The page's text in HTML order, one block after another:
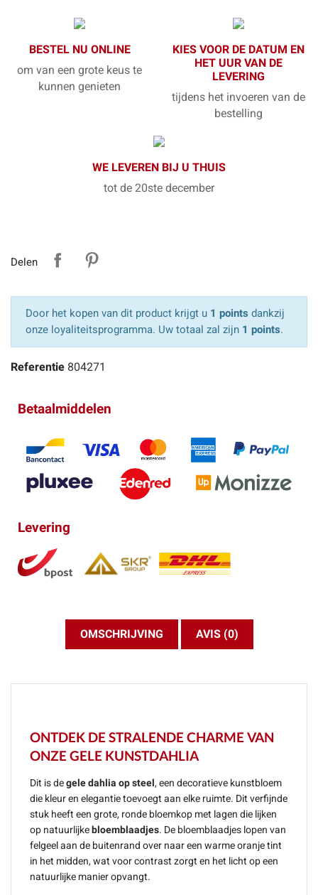
BESTEL NU ONLINE
om van een grote keus te
kunnen genieten
KIES VOOR DE DATUM EN
HET UUR VAN DE
LEVERING
tijdens het invoeren van de
bestelling
WE LEVEREN BIJ U THUIS
tot de 20ste december
Delen
Door het kopen van dit product krijgt u 1 points dankzij
onze loyaliteitsprogramma. Uw totaal zal zijn 1 points.
Referentie 804271
Betaalmiddelen
Levering
OMSCHRIJVING AVIS (0)
ONTDEK DE STRALENDE CHARME VAN
ONZE GELE KUNSTDAHLIA
Dit is degele dahlia op steel, een decoratieve kunstbloem
die kleur en elegantie toevoegt aan elke ruimte. Dit verfijnde
stuk heeft een grote, ronde bloemkop met lagen die lijken
op natuurlijkebloemblaadjes. De bloemblaadjes lopen van
felgeel aan de buitenrand over naar een warme oranje tint
in het midden, wat voor contrast zorgt en het licht op een
natuurlijke manier opvangt.